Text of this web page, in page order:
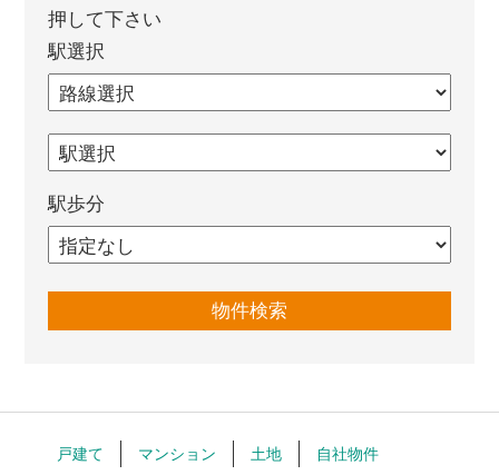
押して下さい
駅選択
駅歩分
戸建て マンション 土地 自社物件